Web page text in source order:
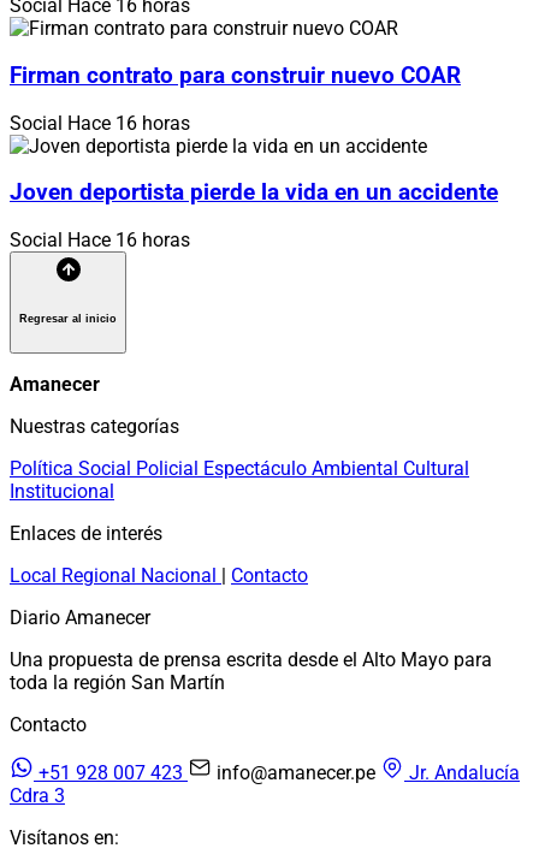
Social Hace 16 horas
Firman contrato para construir nuevo COAR
Social Hace 16 horas
Joven deportista pierde la vida en un accidente
Social Hace 16 horas
Regresar al inicio
Amanecer
Nuestras categorías
Política Social Policial Espectáculo Ambiental Cultural
Institucional
Enlaces de interés
Local Regional Nacional | Contacto
Diario Amanecer
Una propuesta de prensa escrita desde el Alto Mayo para
toda la región San Martín
Contacto
+51 928 007 423 info@amanecer.pe
Jr. Andalucía
Cdra 3
Visítanos en: